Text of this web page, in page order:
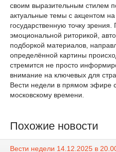
своим выразительным стилем
актуальные темы с акцентом на
государственную точку
эмоциональной риторикой,
подборкой материалов,
определённой картины
стремится не просто
внимание на ключевых для
Вести недели в прямом эфире
московскому времени.
Похожие новости
Вести недели 14.12.2025 в